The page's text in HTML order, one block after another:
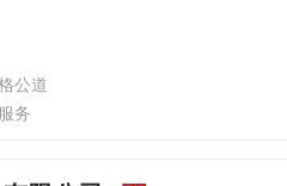
公道
务